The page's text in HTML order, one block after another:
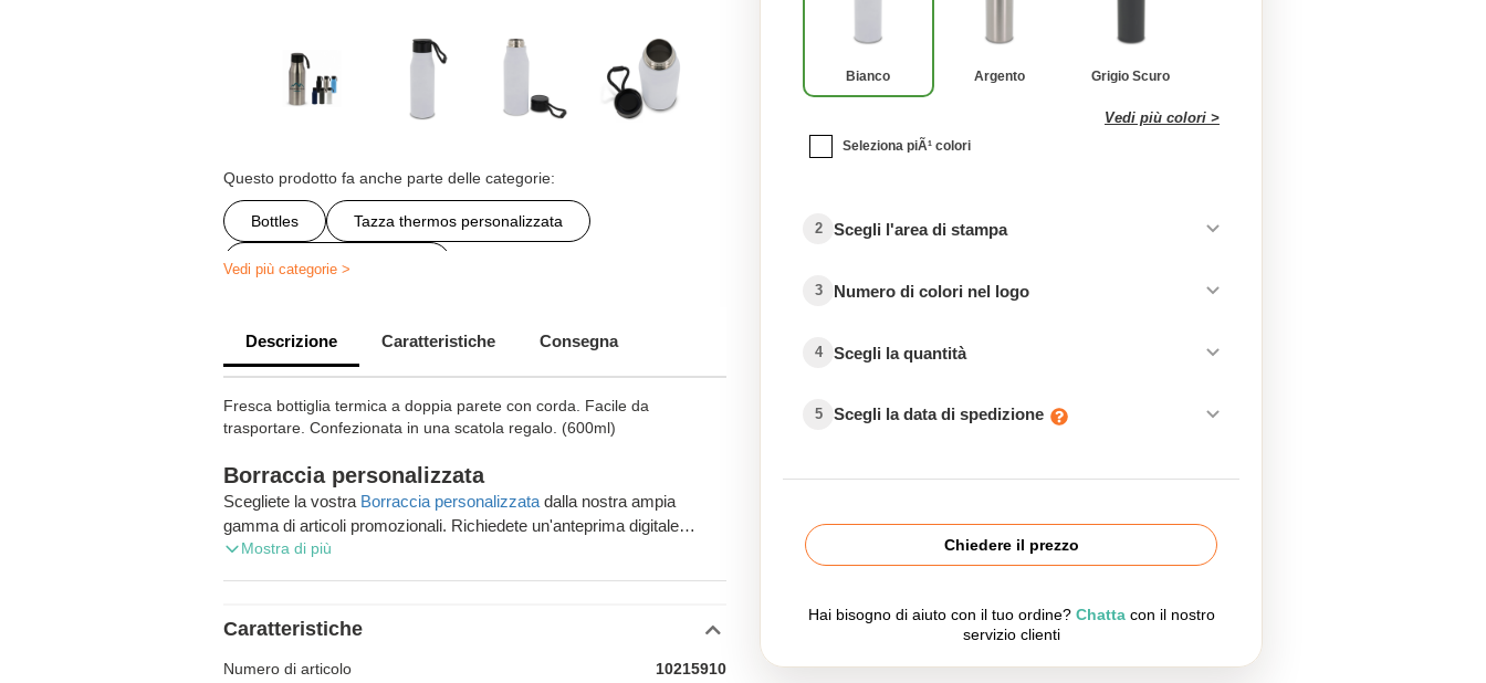
Questo prodotto fa anche parte delle categorie:
Bottles Tazza thermos personalizzata
Borraccia personalizzata
Pallone isotermico personalizzabile
Attrezzatura sportiva da fitness personalizzata
Vedi più categorie >
Descrizione Caratteristiche Consegna
Fresca bottiglia termica a doppia parete con corda. Facile da
trasportare. Confezionata in una scatola regalo. (600ml)
Borraccia personalizzata
Scegliete la vostra Borraccia personalizzata dalla nostra ampia
gamma di articoli promozionali. Richiedete un'anteprima digitale
gratuita e godetevi la consegna gratuita del vostro ordine.
Mostra di più
Caratteristiche
Numero di articolo
10215910
Bianco Argento Grigio Scuro
Vedi più colori >
Seleziona piÃ¹ colori
2 Scegli l'area di stampa
3 Numero di colori nel logo
4 Scegli la quantità
5 Scegli la data di spedizione
Chiedere il prezzo
Hai bisogno di aiuto con il tuo ordine? Chattacon il nostro
servizio clienti